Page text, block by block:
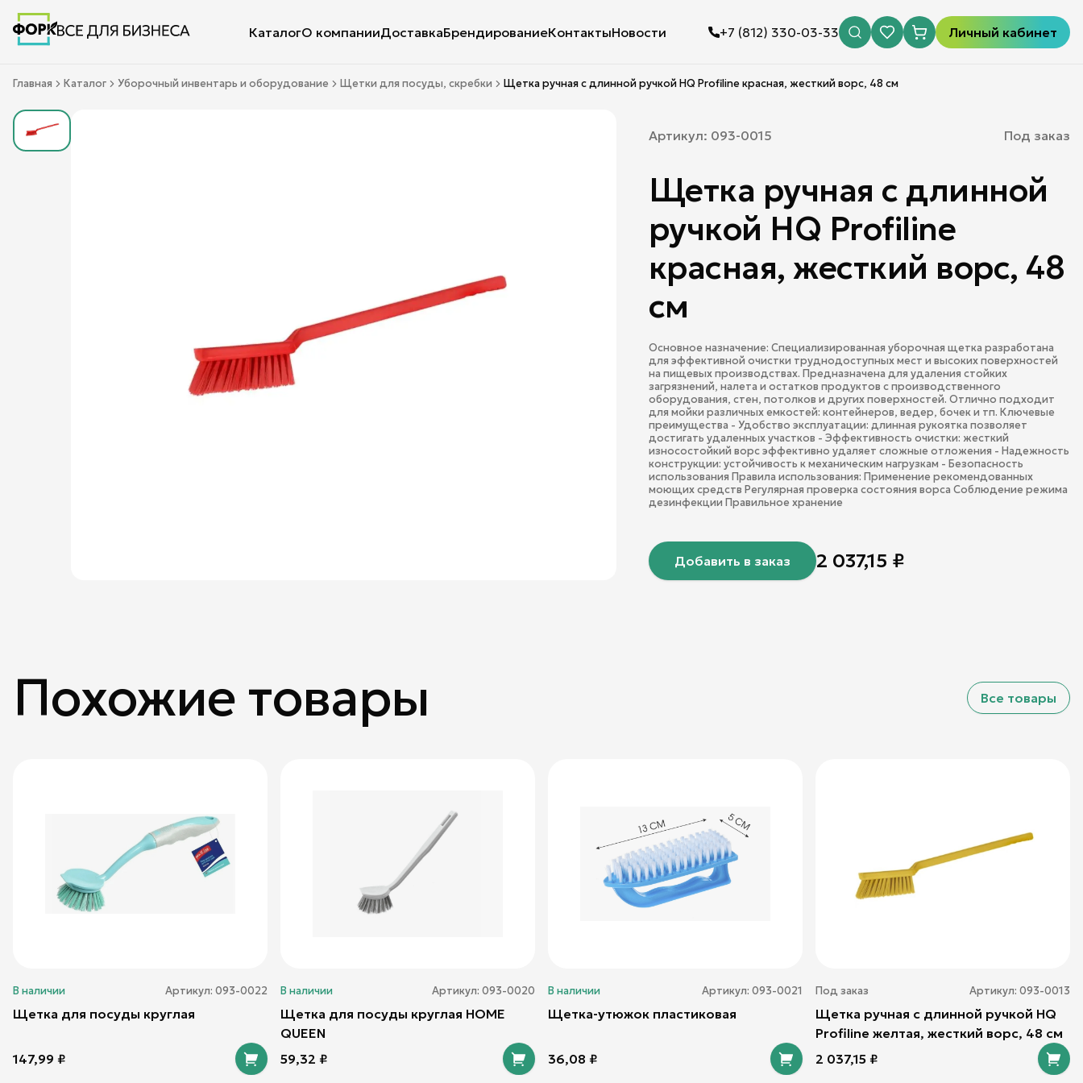
КаталогО компанииДоставкаБрендированиеКонтактыНовости +7 (812) 330-03-33 Личный кабинет
Главная Каталог Уборочный инвентарь и оборудование Щетки для посуды, скребки Щетка ручная с длинной ручкой HQ Profiline красная, жесткий ворс, 48 см
Артикул: 093-0015 Под заказ
Щетка ручная с длинной
ручкой HQ Profiline
красная, жесткий ворс, 48
см
Основное назначение: Специализированная уборочная щетка разработана
для эффективной очистки труднодоступных мест и высоких поверхностей
на пищевых производствах. Предназначена для удаления стойких
загрязнений, налета и остатков продуктов с производственного
оборудования, стен, потолков и других поверхностей. Отлично подходит
для мойки различных емкостей: контейнеров, ведер, бочек и тп. Ключевые
преимущества - Удобство эксплуатации: длинная рукоятка позволяет
достигать удаленных участков - Эффективность очистки: жесткий
износостойкий ворс эффективно удаляет сложные отложения - Надежность
конструкции: устойчивость к механическим нагрузкам - Безопасность
использования Правила использования: Применение рекомендованных
моющих средств Регулярная проверка состояния ворса Соблюдение режима
дезинфекции Правильное хранение
Добавить в заказ 2 037,15 ₽
Похожие товары Все товары
В наличии Артикул: 093-0022
Щетка для посуды круглая
147,99 ₽
В наличии Артикул: 093-0020
Щетка для посуды круглая HOME
QUEEN
59,32 ₽
В наличии Артикул: 093-0021
Щетка-утюжок пластиковая
36,08 ₽
Под заказ Артикул: 093-0013
Щетка ручная с длинной ручкой HQ
Profiline желтая, жесткий ворс, 48 см
2 037,15 ₽